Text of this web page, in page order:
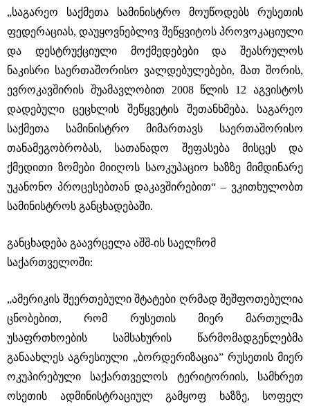
„საგარეო საქმეთა სამინისტრო მოუწოდებს რუსეთის
ფედერაციას, დაუყოვნებლივ შეწყვიტოს პროვოკაციული
და დესტრუქციული მოქმედებები და შეასრულოს
ნაკისრი საერთაშორისო ვალდებულებები, მათ შორის,
ევროკავშირის შუამავლობით 2008 წლის 12 აგვისტოს
დადებული ცეცხლის შეწყვეტის შეთანხმება. საგარეო
საქმეთა სამინისტრო მიმართავს საერთაშორისო
თანამეგობრობას, სათანადო შეფასება მისცეს და
ქმედითი ზომები მიიღოს საოკუპაციო ხაზზე მიმდინარე
უკანონო პროცესებთან დაკავშირებით“ – ვკითხულობთ
სამინისტროს განცხადებაში.
განცხადება გაავრცელა აშშ-ის საელჩომ
საქართველოში:
„ამერიკის შეერთებული შტატები ღრმად შეშფოთებულია
ცნობებით, რომ რუსეთის მიერ მართულმა
უსაფრთხოების სამსახურის წარმომადგენლებმა
განაახლეს აგრესიული „ბორდერიზაცია” რუსეთის მიერ
ოკუპირებული საქართველოს ტერიტორიის, სამხრეთ
ოსეთის ადმინისტრაციულ გამყოფ ხაზზე, სოფელ